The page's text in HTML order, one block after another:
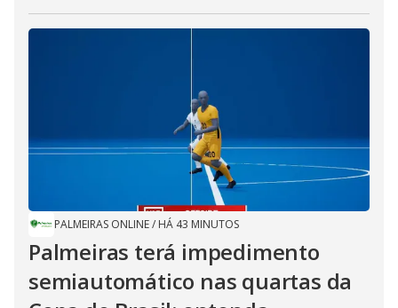
PALMEIRAS ONLINE/ HÁ 43 MINUTOS
Palmeiras terá impedimento
semiautomático nas quartas da